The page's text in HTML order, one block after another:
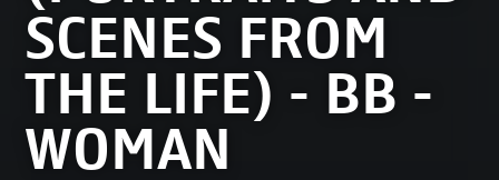
SCENES FROM
THE LIFE) - BB -
WOMAN